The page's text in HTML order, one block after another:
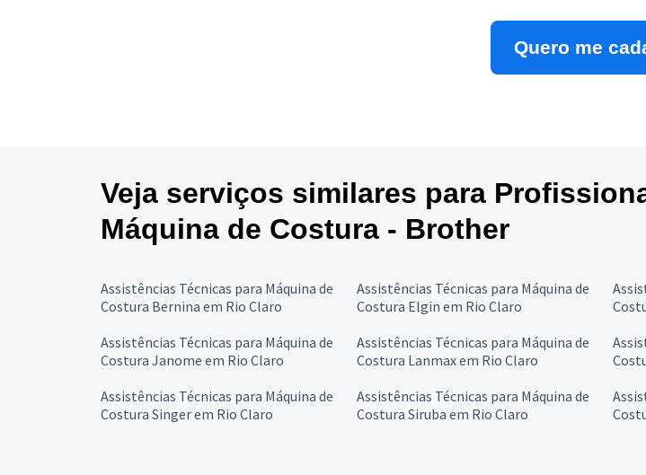
Quero me
Veja serviços similares para
Máquina de Costura - Brother
Assistências Técnicas para Máquina de
Costura Bernina em Rio Claro
Assistências Técnicas para Máquina de
Costura Elgin em Rio Claro
Assistências Técnicas para Máquina de
Costura Janome em Rio Claro
Assistências Técnicas para Máquina de
Costura Lanmax em Rio Claro
Assistências Técnicas para Máquina de
Costura Singer em Rio Claro
Assistências Técnicas para Máquina de
Costura Siruba em Rio Claro